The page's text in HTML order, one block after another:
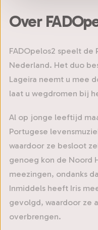
Over
FADOpelos2 speelt de
Nederland. Het duo
Lageira neemt u mee
laat u wegdromen bij
Al op jonge leeftijd
Portugese
waardoor ze besloot
genoeg kon de Noord
meezingen, ondanks
Inmiddels heeft Iris
gevolgd, waardoor ze
overbrengen.